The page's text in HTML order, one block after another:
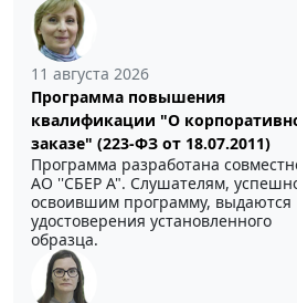
11 августа 2026
Программа повышения
квалификации "О
заказе" (223-ФЗ от 18.07.2011)
Программа разработана
АО ''СБЕР А". Слушателям,
освоившим программу, выдаются
удостоверения установленного
образца.